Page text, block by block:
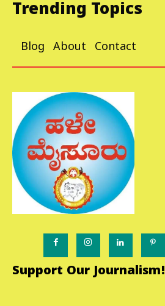
Trending Topics
Blog About Contact
Support Our Journalism!